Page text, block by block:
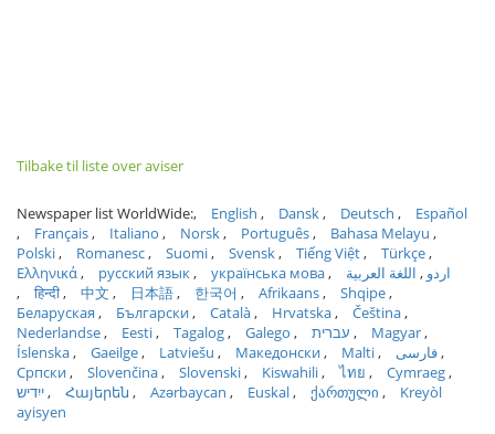
Tilbake til liste over aviser
Newspaper list WorldWide: English Dansk Deutsch
Español
Français
Italiano Norsk Português
Bahasa Melayu
Polski
Romanesc Suomi Svensk Tiếng Việt
Türkçe
Ελληνικά
русский язык українська мова اردو
اللغة العربية
हिन्दी
中文 日本語 한국어 Afrikaans
Shqipe
Беларуская
Български Català Hrvatska
Čeština
Nederlandse
Eesti Tagalog Galego עברית
Magyar
Íslenska
Gaeilge Latviešu Македонски Malti
فارسی
Српски
Slovenčina Slovenski Kiswahili ไทย
Cymraeg
ייִדיש
Հայերեն Azərbaycan Euskal ქართული
Kreyòl
ayisyen